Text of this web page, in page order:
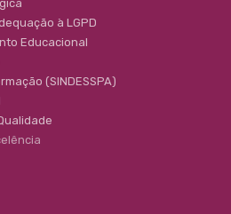
à LGPD
Educacional
(SINDESSPA)